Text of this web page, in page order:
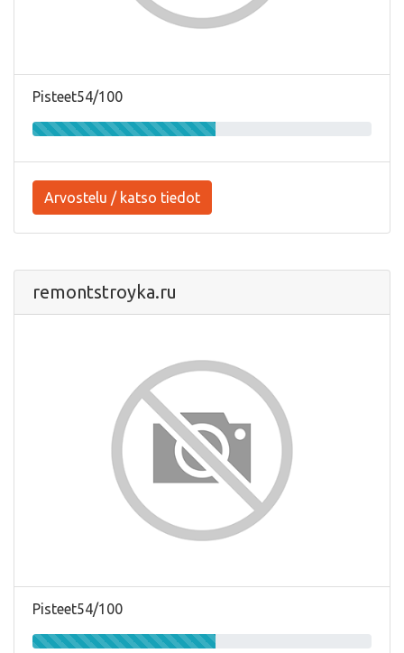
Pisteet54/100
Arvostelu / katso tiedot
remontstroyka.ru
Pisteet54/100